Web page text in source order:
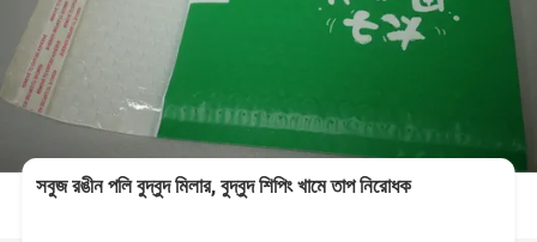
সবুজ রঙীন পলি বুদ্বুদ মিলার, বুদ্বুদ শিপিং খামে তাপ নিরোধক